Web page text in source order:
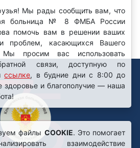
Мы рады сообщить вам, что
больница № 8 ФМБА России
помочь вам в решении ваших
проблем, касающихся Вашего
Мы просим вас использовать
связи, доступную по
ссылке, в будние дни с 8:00 до
здоровье и благополучие — наша
файлы COOKIE. Это помогает
взаимодействие